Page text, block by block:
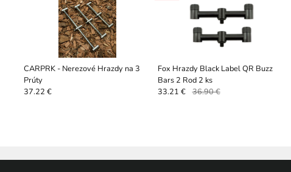
CARPRK - Nerezové Hrazdy na 3
Prúty
37.22 €
Fox Hrazdy Black Label QR Buzz
Bars 2 Rod 2 ks
33.21 € 36.90 €